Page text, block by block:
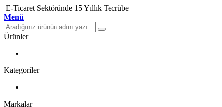
E-Ticaret Sektöründe 15 Yıllık Tecrübe
Menü
Ürünler
Kategoriler
Markalar